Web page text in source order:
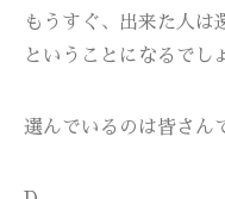
もうすぐ、出来た人は
ということになるでし
選んでいるのは皆さん